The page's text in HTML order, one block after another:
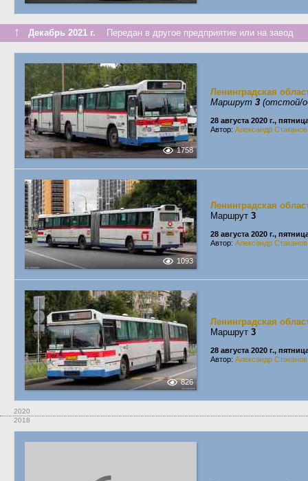
↑ Декабрь 2021 г. Передан в другое предприятие или на завод
1758
Ленинградская
Маршрут 3 (отстой/
28 августа 2020 г.,
Автор: Александр Стаканов
1093
Ленинградская
Маршрут 3
28 августа 2020 г.,
Автор: Александр Стаканов
826
Ленинградская
Маршрут 3
28 августа 2020 г.,
Автор: Александр Стаканов
2020
2018